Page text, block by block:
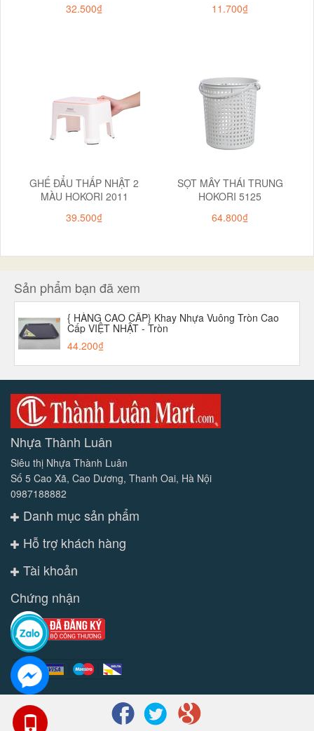
32.500₫
11.700₫
GHẾ ĐẨU THẤP NHẬT 2
MÀU HOKORI 2011
39.500₫
SỌT MÂY THÁI TRUNG
HOKORI 5125
64.800₫
Sản phẩm bạn đã xem
{ HÀNG CAO CẤP} Khay Nhựa Vuông Tròn Cao
Cấp VIỆT NHẬT - Tròn
44.200₫
Nhựa Thành Luân
Siêu thị Nhựa Thành Luân
Số 5 Cao Xã, Cao Dương, Thanh Oai, Hà Nội
0987188882
Danh mục sản phẩm
Hỗ trợ khách hàng
Tài khoản
Chứng nhận